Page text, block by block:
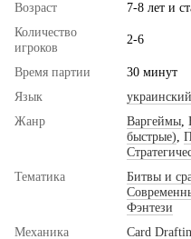
Возраст
7-8 лет и
Количество
игроков
2-6
Время партии
30 минут
Язык
украинский
Жанр
Варгеймы,
быстрые),
Тематика
Битвы и
Фэнтези
Механика
Card